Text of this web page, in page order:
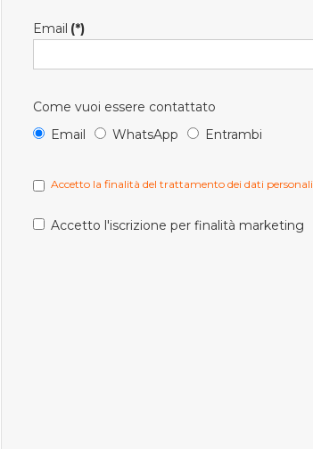
Email (*)
Come vuoi essere contattato
Email
WhatsApp Entrambi
Accetto la finalità del trattamento dei dati personali
Accetto l'iscrizione per finalità marketing